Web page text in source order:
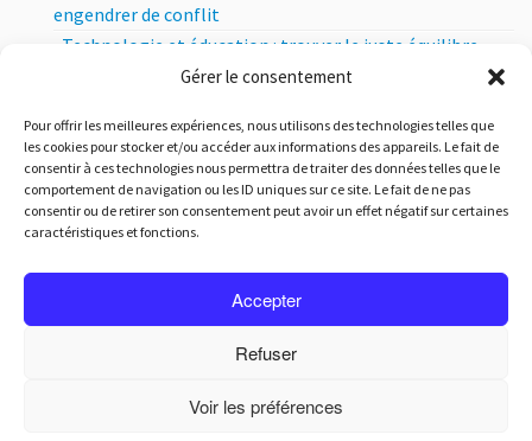
Gérer le consentement
Pour offrir les meilleures expériences, nous utilisons des technologies telles que
les cookies pour stocker et/ou accéder aux informations des appareils. Le fait de
consentir à ces technologies nous permettra de traiter des données telles que le
comportement de navigation ou les ID uniques sur ce site. Le fait de ne pas
consentir ou de retirer son consentement peut avoir un effet négatif sur certaines
caractéristiques et fonctions.
Accepter
Refuser
Voir les préférences
engendrer de conflit
Technologie et éducation : trouver le juste équilibre
entre apports pédagogiques et esprit critique
marche ?
Les articles par mois
Les
articles
·
aux enfants précoces